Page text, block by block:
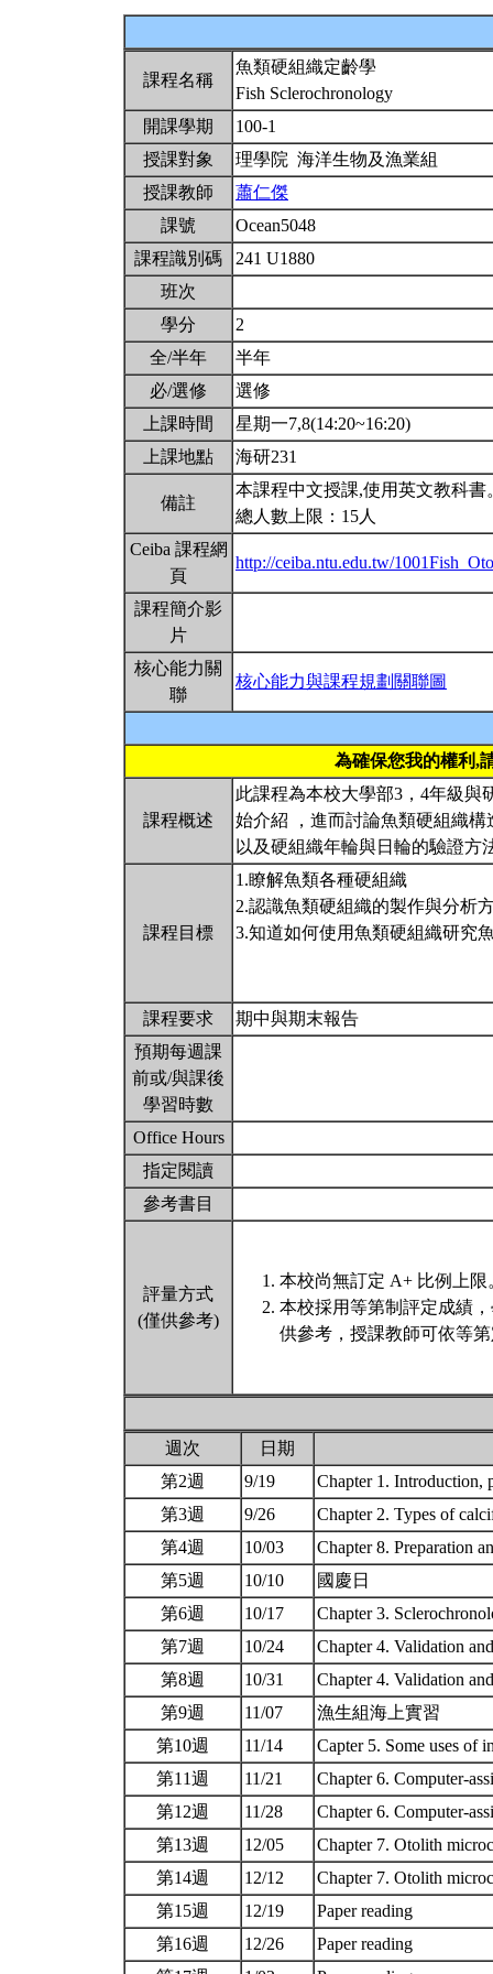
課程名稱
魚類硬組織定齡學
Fish Sclerochronology
開課學期
100-1
授課對象
理學院 海洋生物及漁業組
授課教師
蕭仁傑
課號
Ocean5048
課程識別碼
241 U1880
班次
學分
2
全/半年
半年
必/選修
選修
上課時間
星期一7,8(14:20~16:20)
上課地點
海研231
備註
本課程中文授課,使用英文教科書
總人數上限：15人
Ceiba 課程網
頁
http://ceiba.ntu.edu.tw/
課程簡介影
片
核心能力關
聯
核心能力與課程規劃關聯圖
為確保您我的權利,
課程概述
此課程為本校大學部3，4年級與
始介紹 ，進而討論魚類硬組織
以及硬組織年輪與日輪的驗證方
課程目標
1.瞭解魚類各種硬組織
2.認識魚類硬組織的製作與分析
3.知道如何使用魚類硬組織研究
課程要求
期中與期末報告
預期每週課
前或/與課後
學習時數
Office Hours
指定閱讀
參考書目
評量方式
(僅供參考)
本校尚無訂定 A+ 比例上限
本校採用等第制評定成績
供參考，授課教師可依等
週次
日期
第2週
9/19
Chapter 1. Introduction,
第3週
9/26
Chapter 2. Types of
第4週
10/03
Chapter 8. Preparation
第5週
10/10
國慶日
第6週
10/17
Chapter 3.
第7週
10/24
Chapter 4. Validation
第8週
10/31
Chapter 4. Validation
第9週
11/07
漁生組海上實習
第10週
11/14
Capter 5. Some uses of
第11週
11/21
Chapter 6. Computer-
第12週
11/28
Chapter 6. Computer-
第13週
12/05
Chapter 7. Otolith
第14週
12/12
Chapter 7. Otolith
第15週
12/19
Paper reading
第16週
12/26
Paper reading